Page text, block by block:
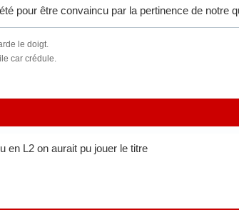
pour être convaincu par la pertinence de notre
le doigt.
car crédule.
en L2 on aurait pu jouer le titre